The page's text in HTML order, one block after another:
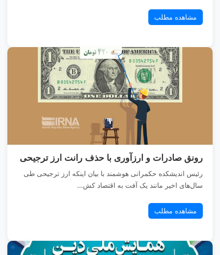
مشاهده مطلب
رونق صادرات و ارزآوری با حذف رانت ارز ترجیحی
رئیس اندیشکده حکمرانی هوشمند با بیان اینکه ارز ترجیحی طی
سال‌های اخیر مانند یک آفت به اقتصاد کش...
مشاهده مطلب